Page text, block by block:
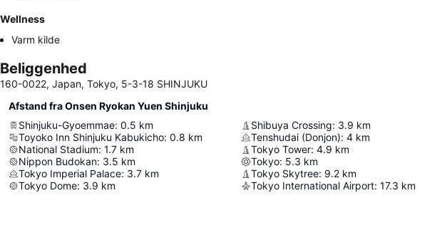
Wellness
Varm kilde
Beliggenhed
160-0022, Japan, Tokyo, 5-3-18 SHINJUKU
Afstand fra Onsen Ryokan Yuen Shinjuku
Shinjuku-Gyoemmae: 0.5 km
Toyoko Inn Shinjuku Kabukicho: 0.8 km
National Stadium: 1.7 km
Nippon Budokan: 3.5 km
Tokyo Imperial Palace: 3.7 km
Tokyo Dome: 3.9 km
Shibuya Crossing: 3.9 km
Tenshudai (Donjon): 4 km
Tokyo Tower: 4.9 km
Tokyo: 5.3 km
Tokyo Skytree: 9.2 km
Tokyo International Airport: 17.3 km